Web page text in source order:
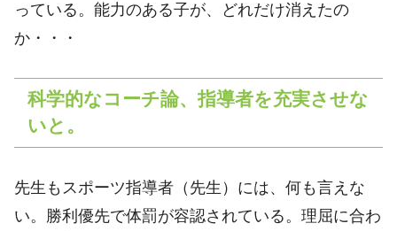
っている。能力のある子が、どれだけ消えたの
か・・・
科学的なコーチ論、指導者を充実させな
いと。
先生もスポーツ指導者（先生）には、何も言えな
い。勝利優先で体罰が容認されている。理屈に合わ